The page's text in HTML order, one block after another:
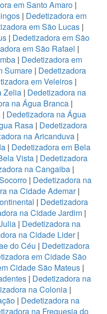
em Santo Amaro|
| Dedetizadora em
em São Lucas|
| Dedetizadora em São
em São Rafael |
| Dedetizadora em
Sumare | Dedetizadora
em Veleiros|
Zelia | Dedetizadora na
na Água Branca |
| Dedetizadora na Água
Rasa | Dedetizadora
na Aricanduva|
| Dedetizadora em Bela
Vista| Dedetizadora
na Cangaiba|
| Dedetizadora na
na Cidade Ademar|
| Dedetizadora
na Cidade Jardim|
| Dedetizadora na
na Cidade Lider|
do Céu | Dedetizadora
em Cidade São
Cidade São Mateus |
| Dedetizadora na
na Colonia |
| Dedetizadora na
na Freguesia do